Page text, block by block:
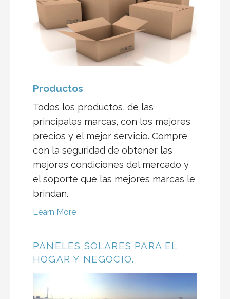
Productos
Todos los productos, de las
principales marcas, con los mejores
precios y el mejor servicio. Compre
con la seguridad de obtener las
mejores condiciones del mercado y
el soporte que las mejores marcas le
brindan.
Learn More
PANELES SOLARES PARA EL
HOGAR Y NEGOCIO.